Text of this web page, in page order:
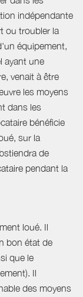
indépendante
ou troubler la
équipement,
ayant une
venait à être
les moyens
dans les
bénéficie
sur la
de
pendant la
loué. Il
bon état de
que le
Il
des moyens